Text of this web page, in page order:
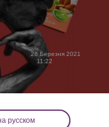
28 Березня 2021
11:22
русском